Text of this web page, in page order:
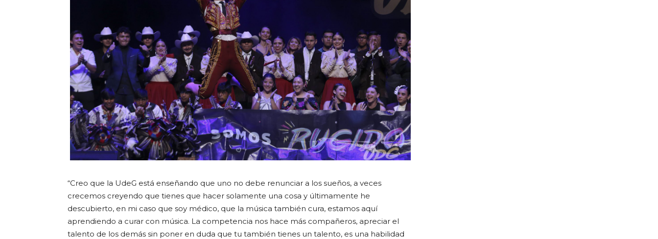
“Creo que la UdeG está enseñando que uno no debe renunciar a los sueños, a veces
crecemos creyendo que tienes que hacer solamente una cosa y últimamente he
descubierto, en mi caso que soy médico, que la música también cura, estamos aquí
aprendiendo a curar con música. La competencia nos hace más compañeros, apreciar el
talento de los demás sin poner en duda que tu también tienes un talento, es una habilidad